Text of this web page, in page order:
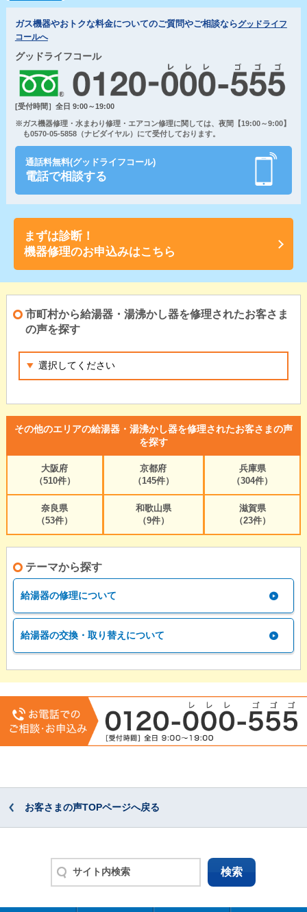
ガス機器やおトクな料金についてのご質問やご相談ならグッドライフ
コールへ
グッドライフコール
[受付時間］全日 9:00～19:00
※ガス機器修理・水まわり修理・エアコン修理に関しては、夜間【19:00～9:00】
も0570-05-5858（ナビダイヤル）にて受付しております。
通話料無料(グッドライフコール)
電話で相談する
まずは診断！
機器修理のお申込みはこちら
市町村から給湯器・湯沸かし器を修理されたお客さま
の声を探す
その他のエリアの給湯器・湯沸かし器を修理されたお客さまの声
を探す
大阪府
（510件）
京都府
（145件）
兵庫県
（304件）
奈良県
（53件）
和歌山県
（9件）
滋賀県
（23件）
テーマから探す
給湯器の修理について
給湯器の交換・取り替えについて
お客さまの声TOPページへ戻る